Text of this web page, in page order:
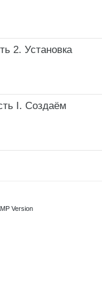
2. Установка
I. Создаём
Version